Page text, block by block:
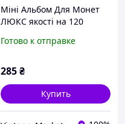
Міні Альбом Для Монет
ЛЮКС якості на 120
Готово к отправке
285₴
Купить